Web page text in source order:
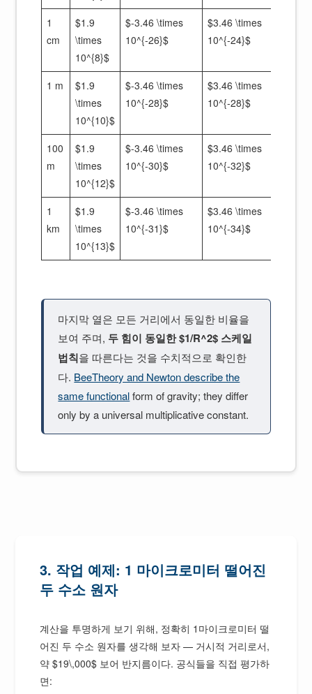
1
cm
$1.9
\times
10^{8}$
$-3.46 \times
10^{-26}$
$3.46 \times
10^{-24}$
1 m
$1.9
\times
10^{10}$
$-3.46 \times
10^{-28}$
$3.46 \times
10^{-28}$
100
m
$1.9
\times
10^{12}$
$-3.46 \times
10^{-30}$
$3.46 \times
10^{-32}$
1
km
$1.9
\times
10^{13}$
$-3.46 \times
10^{-31}$
$3.46 \times
10^{-34}$
마지막 열은 모든 거리에서 동일한 비율을
보여 주며, 두 힘이 동일한 $1/R^2$ 스케일
법칙을 따른다는 것을 수치적으로 확인한
다. BeeTheory and Newton describe the
same functionalform of gravity; they differ
only by a universal multiplicative constant.
3. 작업 예제: 1 마이크로미터 떨어진
두 수소 원자
계산을 투명하게 보기 위해, 정확히 1마이크로미터 떨
어진 두 수소 원자를 생각해 보자 — 거시적 거리로서,
약 $19\,000$ 보어 반지름이다. 공식들을 직접 평가하
면: